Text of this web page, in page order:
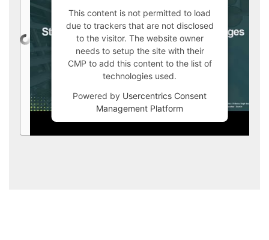
This content is not permitted to load
due to trackers that are not disclosed
to the visitor. The website owner
needs to setup the site with their
CMP to add this content to the list of
technologies used.
Powered by Usercentrics Consent
Management Platform